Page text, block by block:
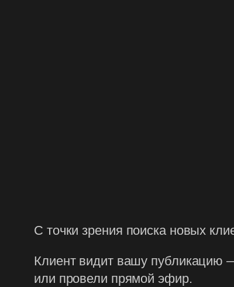
С точки зрения поиска новых
Клиент видит вашу публикацию
или провели прямой эфир.